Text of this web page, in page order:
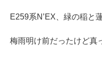
E259系N’EX、緑の稲と
梅雨明け前だったけど真